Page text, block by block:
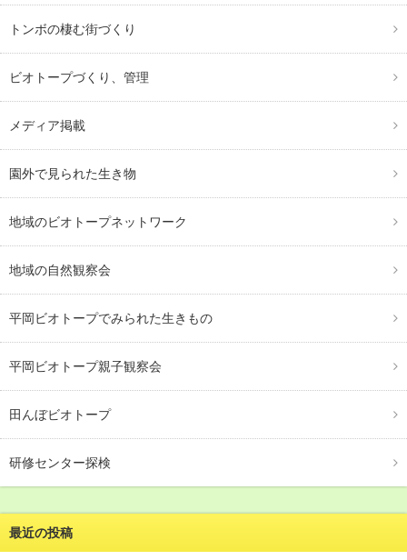
トンボの棲む街づくり
ビオトープづくり、管理
メディア掲載
園外で見られた生き物
地域のビオトープネットワーク
地域の自然観察会
平岡ビオトープでみられた生きもの
平岡ビオトープ親子観察会
田んぼビオトープ
研修センター探検
最近の投稿